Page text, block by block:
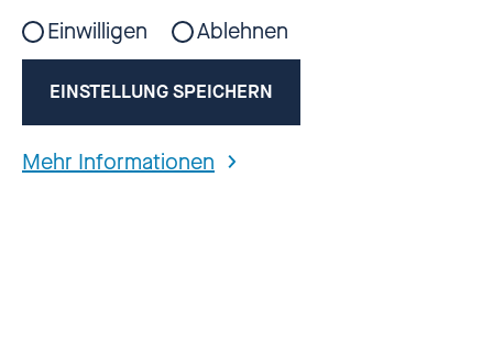
Einwilligen Ablehnen
EINSTELLUNG SPEICHERN
Mehr Informationen